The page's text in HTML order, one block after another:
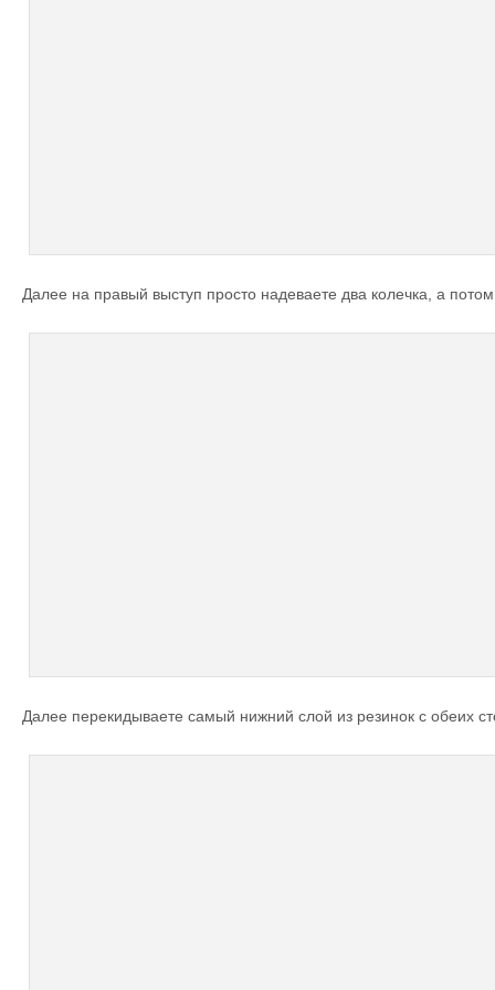
Далее на правый выступ просто надеваете два колечка, а
Далее перекидываете самый нижний слой из резинок с обеих